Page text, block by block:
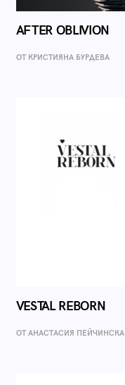
AFTER OBLIVION
ОТ КРИСТИЯНА БУРДЕВА
VESTAL REBORN
ОТ AНАСТАСИЯ ПЕЙЧИНСКА